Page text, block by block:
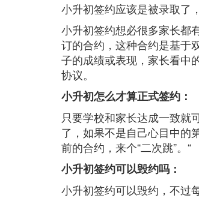
小升初签约应该是被录取了
小升初签约想必很多家长都
订的合约，这种合约是基于
子的成绩或表现，家长看中
协议。
小升初怎么才算正式签约：
只要学校和家长达成一致就
了，如果不是自己心目中的
前的合约，来个“二次跳”。“
小升初签约可以毁约吗：
小升初签约可以毁约，不过